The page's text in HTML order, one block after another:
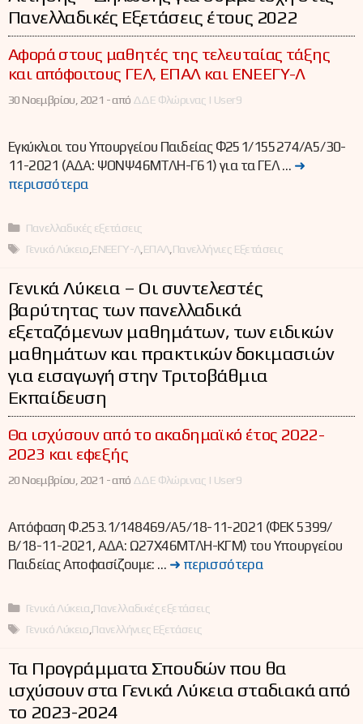
Πανελλαδικές Εξετάσεις έτους 2022
Αφορά στους μαθητές της τελευταίας τάξης
και απόφοιτους ΓΕΛ, ΕΠΑΛ και ΕΝΕΕΓΥ-Λ
30 Νοεμβρίου, 2021 -από ΔΔΕ Φλώρινας | User9
Εγκύκλιοι του Υπουργείου Παιδείας Φ251/155274/Α5/30-
11-2021 (ΑΔΑ: ΨΟΝΨ46ΜΤΛΗ-Γ61) για τα ΓΕΛ … ➜
περισσότερα
Κατηγορίες
Πανελλαδικές εξετάσεις
Ετικέτες
Γενικό Λύκειο ΕΝΕΕΓΥ-Λ ΕΠΑΛ Πανελλήνιες Εξετάσεις
Γενικά Λύκεια – Οι συντελεστές
βαρύτητας των πανελλαδικά
εξεταζόμενων μαθημάτων, των ειδικών
μαθημάτων και πρακτικών δοκιμασιών
για εισαγωγή στην Τριτοβάθμια
Εκπαίδευση
Θα ισχύσουν από το ακαδημαϊκό έτος 2022-
2023 και εφεξής
20 Νοεμβρίου, 2021 -από ΔΔΕ Φλώρινας | User9
Απόφαση Φ.253.1/148469/Α5/18-11-2021 (ΦΕΚ 5399/
Β/18-11-2021, ΑΔΑ: Ω27Χ46ΜΤΛΗ-ΚΓΜ) του Υπουργείου
Παιδείας Αποφασίζουμε: … ➜ περισσότερα
Κατηγορίες
Γενικά Λύκεια Πανελλαδικές εξετάσεις
Ετικέτες
Γενικό Λύκειο Πανελλήνιες Εξετάσεις
Τα Προγράμματα Σπουδών που θα
ισχύσουν στα Γενικά Λύκεια σταδιακά από
το 2023-2024